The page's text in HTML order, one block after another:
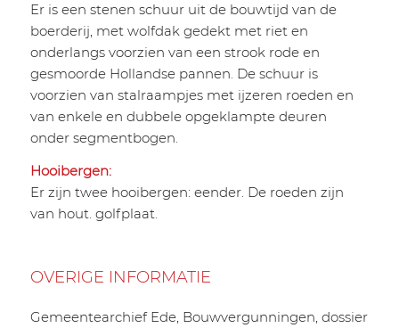
Er is een stenen schuur uit de bouwtijd van de
boerderij, met wolfdak gedekt met riet en
onderlangs voorzien van een strook rode en
gesmoorde Hollandse pannen. De schuur is
voorzien van stalraampjes met ijzeren roeden en
van enkele en dubbele opgeklampte deuren
onder segmentbogen.
Hooibergen:
Er zijn twee hooibergen: eender. De roeden zijn
van hout. golfplaat.
OVERIGE INFORMATIE
Gemeentearchief Ede, Bouwvergunningen, dossier